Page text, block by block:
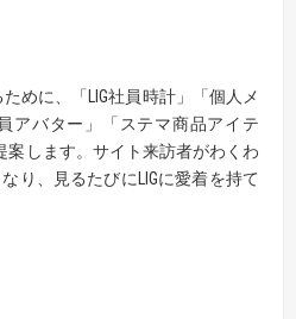
めに、「LIG社員時計」「個人メ
アバター」「ステマ商品アイテ
案します。サイト来訪者がわくわ
り、見るたびにLIGに愛着を持て